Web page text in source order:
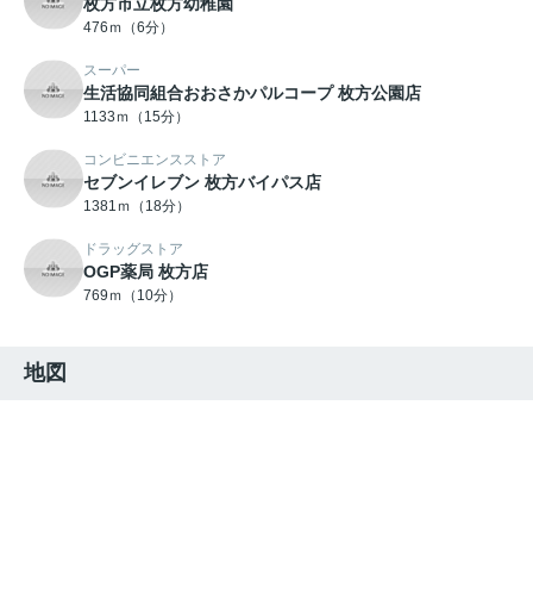
476ｍ（6分）
スーパー
生活協同組合おおさかパルコープ 枚方公園店
1133ｍ（15分）
コンビニエンスストア
セブンイレブン 枚方バイパス店
1381ｍ（18分）
ドラッグストア
OGP薬局 枚方店
769ｍ（10分）
地図